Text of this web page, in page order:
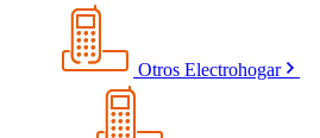
Otros Electrohogar